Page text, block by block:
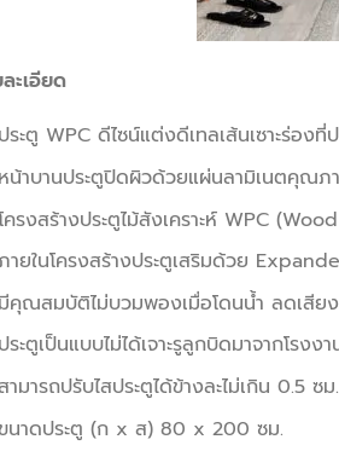
ะเอียด
ระตู WPC ดีไซน์แต่งดีเทลเส้นเซาะร่องที่
น้าบานประตูปิดผิวด้วยแผ่นลามิเนตคุณภ
ครงสร้างประตูไม้สังเคราะห์ WPC
ายในโครงสร้างประตูเสริมด้วย
คุณสมบัติไม่บวมพองเมื่อโดนน้ำ ลดเสีย
ระตูเป็นแบบไม่ได้เจาะรูลูกบิดมาจากโรง
ามารถปรับไสประตูได้ข้างละไม่เกิน 0.5 ซม.
นาดประตู (ก x ส) 80 x 200 ซม.